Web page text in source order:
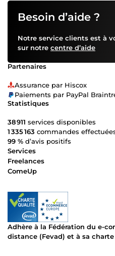
Besoin d’aide ?
Notre service clients est à
sur notre centre d’aide
Partenaires
Assurance par Hiscox
Paiements par PayPal
Statistiques
38 911 services disponibles
1 335 163 commandes
99 % d’avis positifs
Services
Freelances
ComeUp
Adhère à la Fédération du e-
distance (Fevad) et à sa